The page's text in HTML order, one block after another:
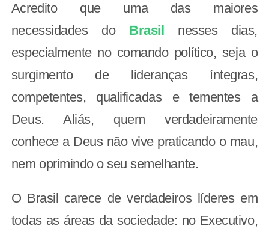
Acredito que uma das maiores
necessidades do Brasil
nesses dias,
especialmente no comando político, seja o
surgimento de lideranças íntegras,
competentes, qualificadas e tementes a
Deus. Aliás, quem verdadeiramente
conhece a Deus não vive praticando o mau,
nem oprimindo o seu semelhante.
O Brasil carece de verdadeiros líderes em
todas as áreas da sociedade: no Executivo,